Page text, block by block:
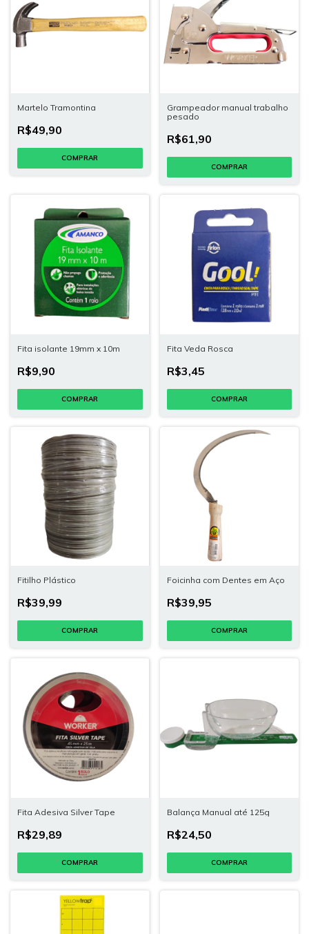
Martelo Tramontina
R$49,90
Grampeador manual trabalho
pesado
R$61,90
Fita isolante 19mm x 10m
R$9,90
Fita Veda Rosca
R$3,45
Fitilho Plástico
R$39,99
Foicinha com Dentes em Aço
R$39,95
Fita Adesiva Silver Tape
R$29,89
Balança Manual até 125g
R$24,50